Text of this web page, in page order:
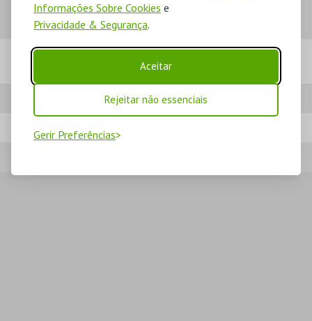
Informações Sobre Cookies e
Privacidade & Segurança.
Aceitar
Rejeitar não essenciais
Gerir Preferências
19. QUAIS OS MODOS DE PAGAMENTOS DISPONÍVEIS
NO SITE BOL?
20. QUANTO TEMPO DEMORA A DEBITAREM O VALOR
DA COMPRA NO CARTÃO DE CRÉDITO/DÉBITO?
21. QUANTOS BILHETES POSSO COMPRAR?
22. QUE BROWSER DEVO UTILIZAR NO SITE BOL?